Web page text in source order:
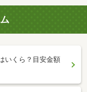
いくら？目安金額